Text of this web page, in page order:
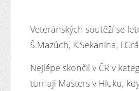
Veteránských soutěží se
Š.Mazúch, K.Sekanina,
Nejlépe skončil v ČR v
turnaji Masters v Hluku,